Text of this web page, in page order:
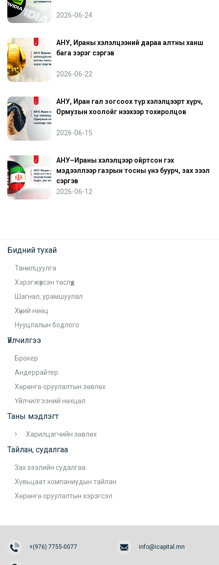
2026-06-24
АНУ, Ираны хэлэлцээний дараа алтны ханш
бага зэрэг сэргэв
2026-06-22
АНУ, Иран гал зогсоох түр хэлэлцээрт хүрч,
Ормузын хоолойг нээхээр тохиролцов
2026-06-15
АНУ–Ираны хэлэлцээр ойртсон гэх
мэдээллээр газрын тосны үнэ буурч, зах зээл
сэргэв
2026-06-12
Бидний тухай
Танилцуулга
Хэрэгжүүлсэн төслүүд
Шагнал, урамшуулал
Хүний нөөц
Нууцлалын бодлого
Үйлчилгээ
Брокер
Андеррайтер
Хөрөнгө оруулалтын зөвлөх
Үйлчилгээний нөхцөл
Таны мэдлэгт
Харилцагчийн зөвлөх
Тайлан, судалгаа
Зах зээлийн судалгаа
Хувьцаат компаниудын тайлан
Хөрөнгө оруулалтын хэрэгсэл
+(976) 7755-0077 info@icapital.mn